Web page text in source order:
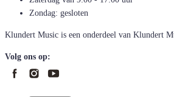
Zondag: gesloten
Klundert Music is een onderdeel van Klundert
Volg ons op: